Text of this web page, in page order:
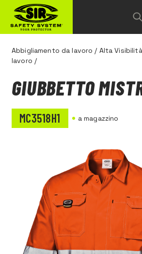
Abbigliamento da lavoro / Alta Visibilità
lavoro /
GIUBBETTO
MC3518H1 a magazzino